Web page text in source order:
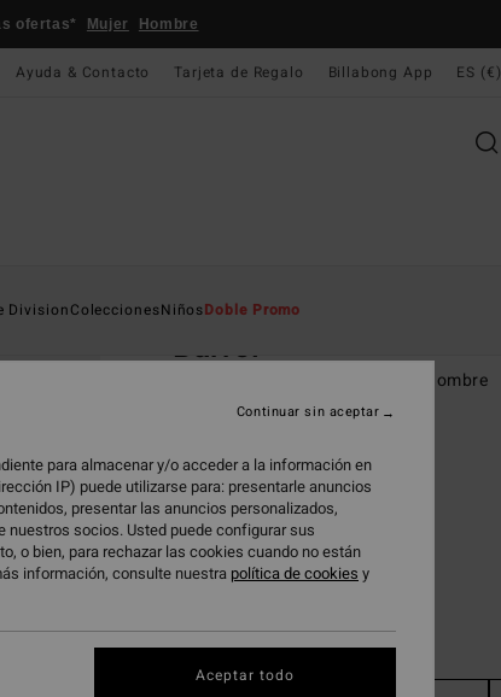
ofertas* Mujer Hombre
Ayuda & Contacto Tarjeta de Regalo Billabong App ES (€)
DivisionColeccionesNiñosDoble Promo
Barrel
Camiseta de manga corta Azul Hombre
ColorNavy
para almacenar y/o acceder a la información en
IP) puede utilizarse para: presentarle anuncios
presentar las anuncios personalizados,
nuestros socios. Usted puede configurar sus
o bien, para rechazar las cookies cuando no están
información, consulte nuestra política de cookies y
Continuar sin aceptar
Aceptar todo